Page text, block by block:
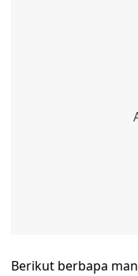
Berikut berbapa